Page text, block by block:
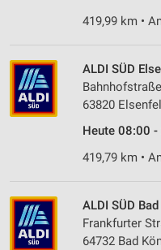
419,99 km •
ALDI SÜD
63820
Heute 08:00 -
419,79 km •
ALDI SÜD
Frankfurter
64732 Bad